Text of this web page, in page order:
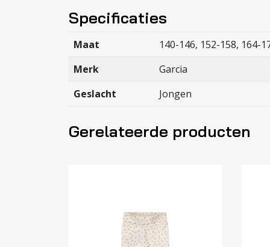
Specificaties
Maat
140-146, 152-158, 164-
Merk
Garcia
Geslacht
Jongen
Gerelateerde producten